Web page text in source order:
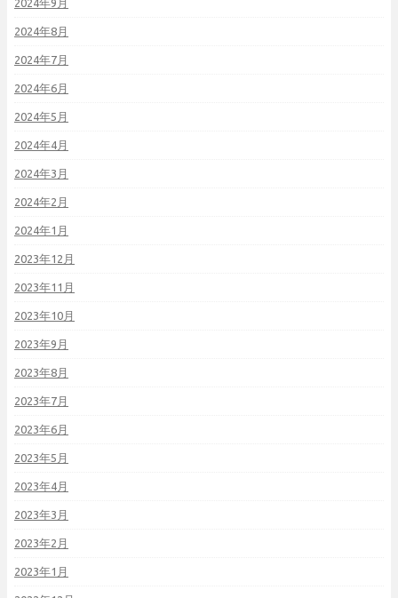
2024年9月
2024年8月
2024年7月
2024年6月
2024年5月
2024年4月
2024年3月
2024年2月
2024年1月
2023年12月
2023年11月
2023年10月
2023年9月
2023年8月
2023年7月
2023年6月
2023年5月
2023年4月
2023年3月
2023年2月
2023年1月